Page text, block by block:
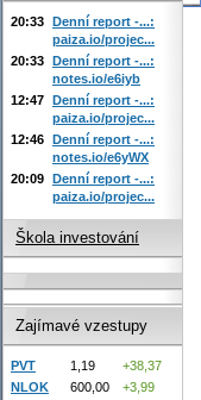
20:33 Denní report -...:
paiza.io/projec...
20:33 Denní report -...:
notes.io/e6iyb
12:47 Denní report -...:
paiza.io/projec...
12:46 Denní report -...:
notes.io/e6yWX
20:09 Denní report -...:
paiza.io/projec...
Škola investování
Zajímavé vzestupy
PVT 1,19
+38,37
NLOK
600,00
+3,99